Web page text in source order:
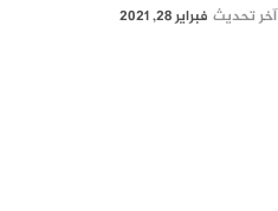
آخر تحديث فبراير 28, 2021